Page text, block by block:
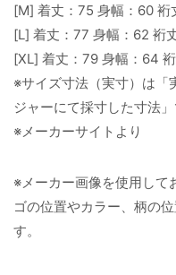
[M] 着丈：75 身幅：60 裄
[L] 着丈：77 身幅：62 裄
[XL] 着丈：79 身幅：64
※サイズ寸法（実寸）は「
ジャーにて採寸した寸法」
※メーカーサイトより
※メーカー画像を使用して
ゴの位置やカラー、柄の
す。